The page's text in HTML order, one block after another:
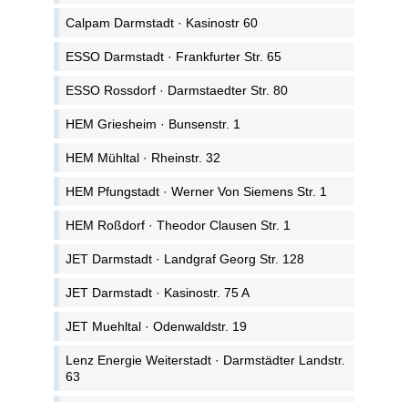
Calpam Darmstadt · Kasinostr 60
ESSO Darmstadt · Frankfurter Str. 65
ESSO Rossdorf · Darmstaedter Str. 80
HEM Griesheim · Bunsenstr. 1
HEM Mühltal · Rheinstr. 32
HEM Pfungstadt · Werner Von Siemens Str. 1
HEM Roßdorf · Theodor Clausen Str. 1
JET Darmstadt · Landgraf Georg Str. 128
JET Darmstadt · Kasinostr. 75 A
JET Muehltal · Odenwaldstr. 19
Lenz Energie Weiterstadt · Darmstädter Landstr.
63